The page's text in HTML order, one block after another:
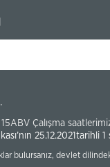
Çalışma
25.12.2021tarihli 1
bulursanız, devlet